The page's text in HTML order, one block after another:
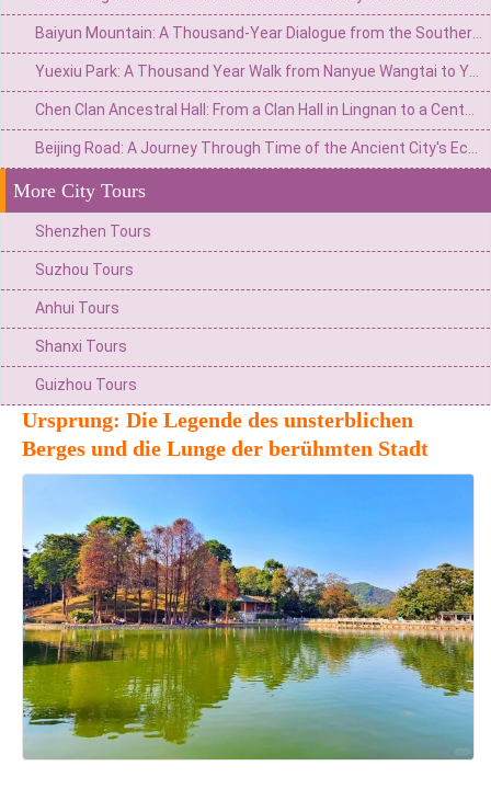
More City Tours
Shenzhen Tours
Suzhou Tours
Anhui Tours
Shanxi Tours
Guizhou Tours
Ursprung: Die Legende des unsterblichen
Berges und die Lunge der berühmten Stadt